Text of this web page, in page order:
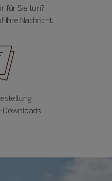
für Sie tun?
Ihre Nachricht.
Downloads